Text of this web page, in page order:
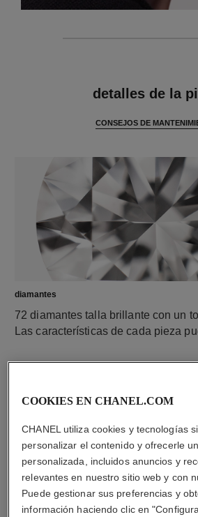
detalles de la
CONSEJOS DE
diamantes
72 diamantes talla brillante con un
Las características de cada pieza
material
COOKIES EN CHANEL.COM
CHANEL utiliza cookies y tecnologías
personalizar el contenido y ofrecerle
personalizada, incluidos anuncios y
relevantes en nuestro sitio web y con
Puede gestionar sus preferencias y
información haciendo clic en